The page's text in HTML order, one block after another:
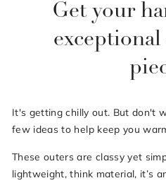
Get your
It's getting chilly out. But don't
few ideas to help keep you
These outers are classy yet
lightweight, think material, it’s